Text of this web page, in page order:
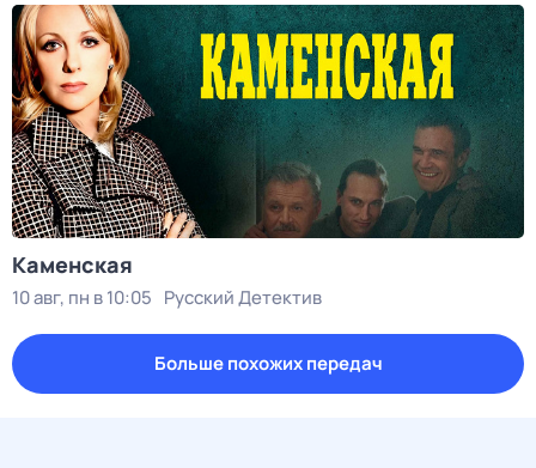
Каменская
10 авг, пн в 10:05 Русский Детектив
Больше похожих передач